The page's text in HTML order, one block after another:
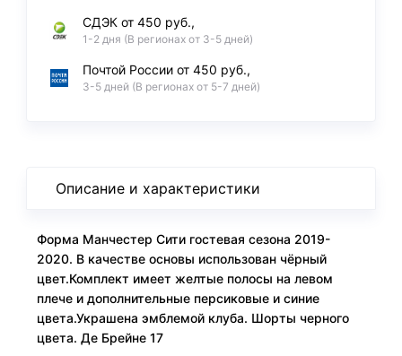
СДЭК от 450 руб.,
1-2 дня (В регионах от 3-5 дней)
Почтой России от 450 руб.,
3-5 дней (В регионах от 5-7 дней)
Описание и характеристики
Форма Манчестер Сити гостевая сезона 2019-
2020. В качестве основы использован чёрный
цвет.Комплект имеет желтые полосы на левом
плече и дополнительные персиковые и синие
цвета.Украшена эмблемой клуба. Шорты черного
цвета. Де Брейне 17